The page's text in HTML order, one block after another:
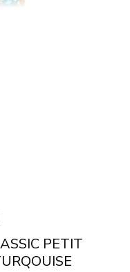
PETIT